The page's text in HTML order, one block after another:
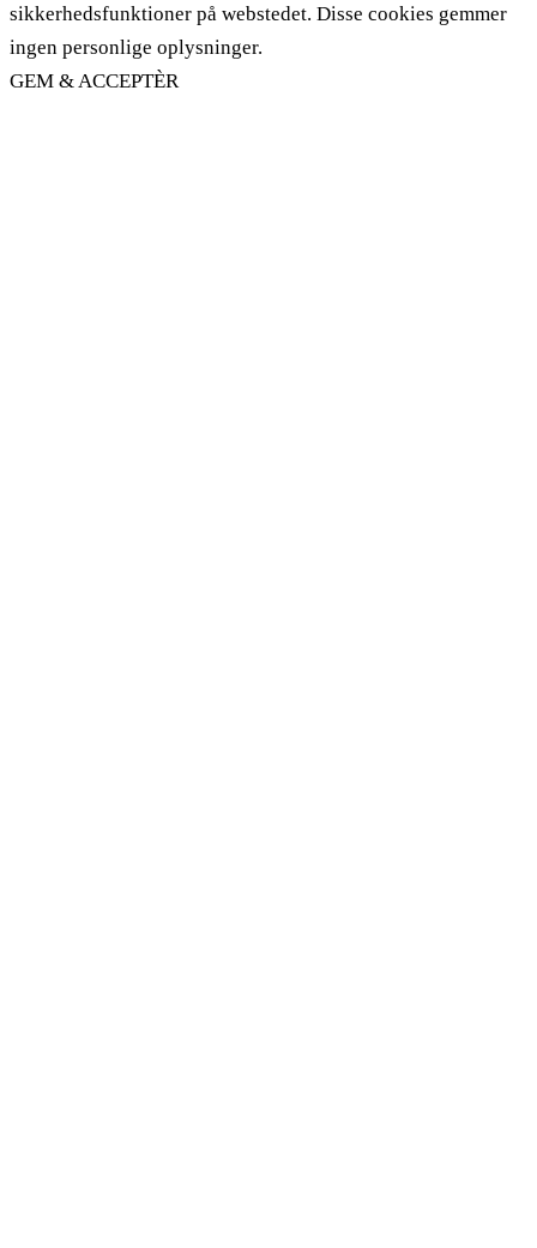
sikkerhedsfunktioner på webstedet. Disse cookies gemmer
ingen personlige oplysninger.
GEM & ACCEPTÈR